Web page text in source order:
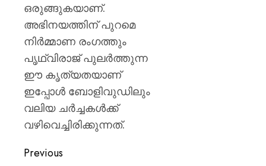
ഒരുങ്ങുകയാണ്.
അഭിനയത്തിന് പുറമെ
നിർമ്മാണ രംഗത്തും
പൃഥ്വിരാജ് പുലർത്തുന്ന
ഈ കൃത്യതയാണ്
ഇപ്പോൾ ബോളിവുഡിലും
വലിയ ചർച്ചകൾക്ക്
വഴിവെച്ചിരിക്കുന്നത്.
Previous